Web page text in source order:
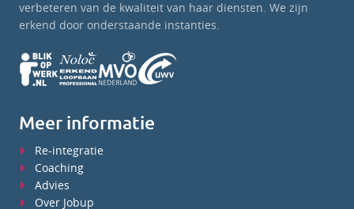
verbeteren van de kwaliteit van haar diensten. We zijn
erkend door onderstaande instanties.
Meer informatie
Re-integratie
Coaching
Advies
Over Jobup